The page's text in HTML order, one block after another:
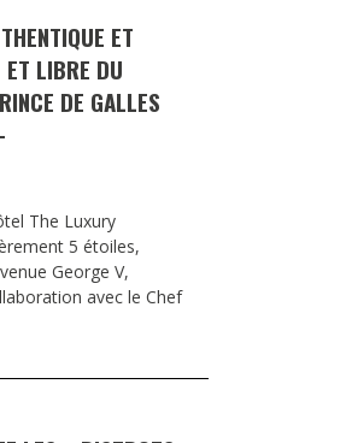
ET
ET LIBRE DU
DE GALLES
The Luxury
5 étoiles,
George V,
avec le Chef